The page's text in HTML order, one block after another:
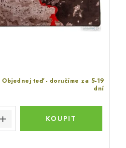
Objednej teď - doručíme za 5-19
dní